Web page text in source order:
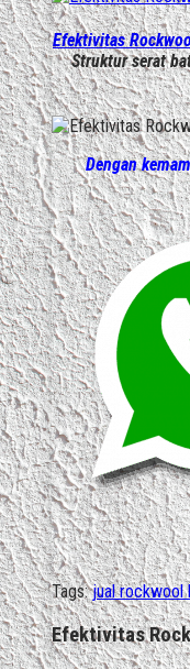
Efektivitas
Struktur serat
Dengan
Tags:jual rockwool
Efektivitas